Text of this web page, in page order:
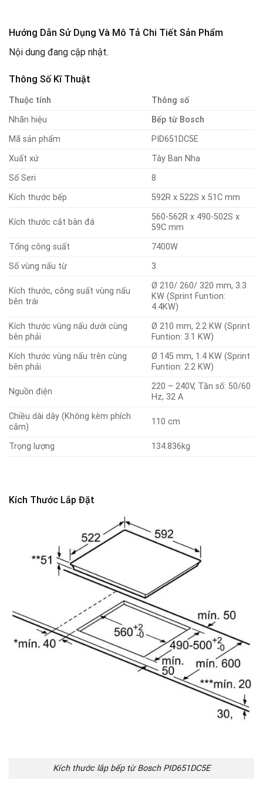
Hướng Dẫn Sử Dụng Và Mô Tả Chi Tiết Sản Phẩm
Nội dung đang cập nhật.
Thông Số Kĩ Thuật
Thuộc tính
Thông số
Nhãn hiệu
Bếp từ Bosch
Mã sản phẩm
PID651DC5E
Xuất xứ
Tây Ban Nha
Số Seri
8
Kích thước bếp
592R x 522S x 51C mm
Kích thước cắt bàn đá
560-562R x 490-502S x
59C mm
Tổng công suất
7400W
Số vùng nấu từ
3
Kích thước, công suất vùng nấu
bên trái
Ø 210/ 260/ 320 mm, 3.3
KW (Sprint Funtion:
4.4KW)
Kích thước vùng nấu dưới cùng
bên phải
Ø 210 mm, 2.2 KW (Sprint
Funtion: 3.1 KW)
Kích thước vùng nấu trên cùng
bên phải
Ø 145 mm, 1.4 KW (Sprint
Funtion: 2.2 KW)
Nguồn điện
220 – 240V, Tần số: 50/60
Hz, 32 A
Chiều dài dây (Không kèm phích
cắm)
110 cm
Trọng lượng 134.836kg
Kích Thước Lắp Đặt
Kích thước lắp bếp từ Bosch PID651DC5E